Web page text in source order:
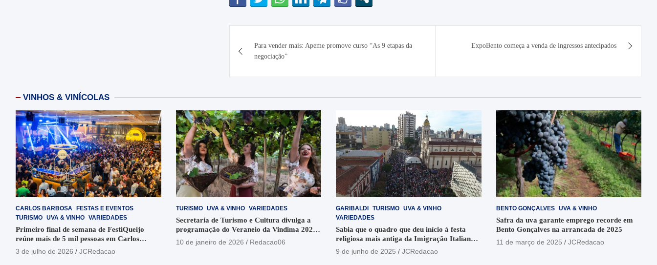
de
Post
Para vender mais: Apeme promove curso “As 9 etapas da
negociação”
ExpoBento começa a venda de ingressos antecipados
VINHOS & VINÍCOLAS
CARLOS BARBOSA
FESTAS E EVENTOS
TURISMO UVA & VINHO VARIEDADES
Primeiro final de semana de FestiQueijo
reúne mais de 5 mil pessoas em Carlos
Barbosa
3 de julho de 2026 JCRedacao
TURISMO UVA & VINHO VARIEDADES
Secretaria de Turismo e Cultura divulga a
programação do Veraneio da Vindima 2026
em Garibaldi
10 de janeiro de 2026 Redacao06
GARIBALDI TURISMO UVA & VINHO
VARIEDADES
Sabia que o quadro que deu início à festa
religiosa mais antiga da Imigração Italiana
está no Santuário Santo Antônio
9 de junho de 2025 JCRedacao
BENTO GONÇALVES UVA & VINHO
Safra da uva garante emprego recorde em
Bento Gonçalves na arrancada de 2025
11 de março de 2025
JCRedacao